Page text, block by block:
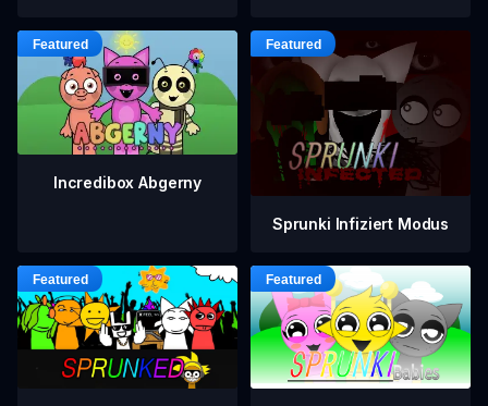
Incredibox Abgerny
Sprunki Infiziert Modus